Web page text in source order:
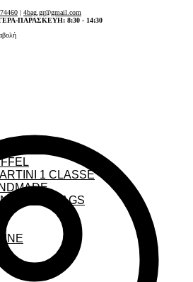
| 4bag.gr@gmail.com
ΠΑΡΑΣΚΕΥΗ: 8:30 - 14:30
1 CLASSE
BAGS